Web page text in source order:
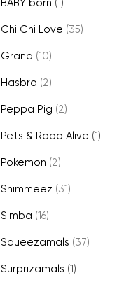
BABY born (1)
Chi Chi Love (35)
Grand (10)
Hasbro (2)
Peppa Pig (2)
Pets & Robo Alive (1)
Pokemon (2)
Shimmeez (31)
Simba (16)
Squeezamals (37)
Surprizamals (1)